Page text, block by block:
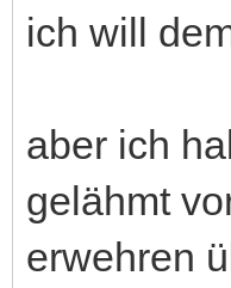
ich will
aber ich
gelähmt
erwehren